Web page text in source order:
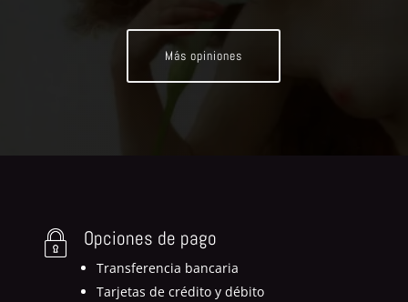
Más opiniones
Opciones de pago
Transferencia bancaria
Tarjetas de crédito y débito